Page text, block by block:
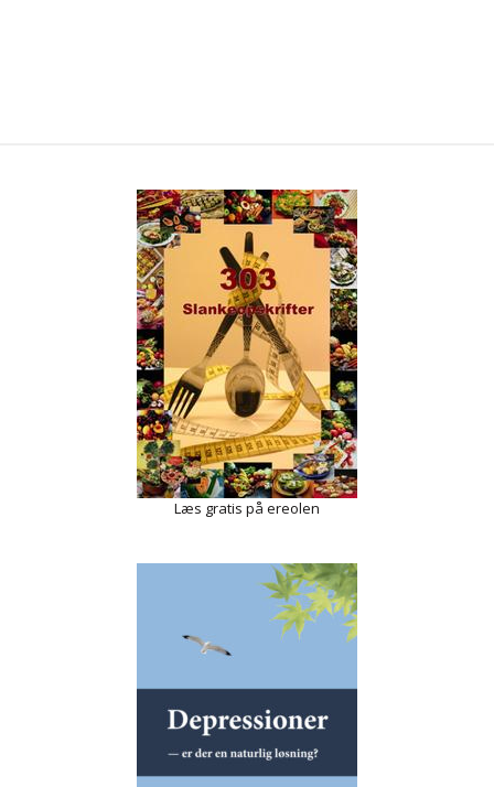
Læs gratis på ereolen